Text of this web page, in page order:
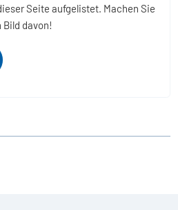
Seite aufgelistet. Machen Sie
davon!